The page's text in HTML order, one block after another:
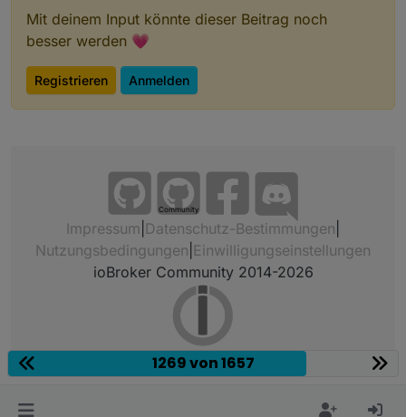
Mit deinem Input könnte dieser Beitrag noch
besser werden 💗
Registrieren Anmelden
Community
Impressum Datenschutz-Bestimmungen
Nutzungsbedingungen Einwilligungseinstellungen
ioBroker Community 2014-2026
1269 von 1657